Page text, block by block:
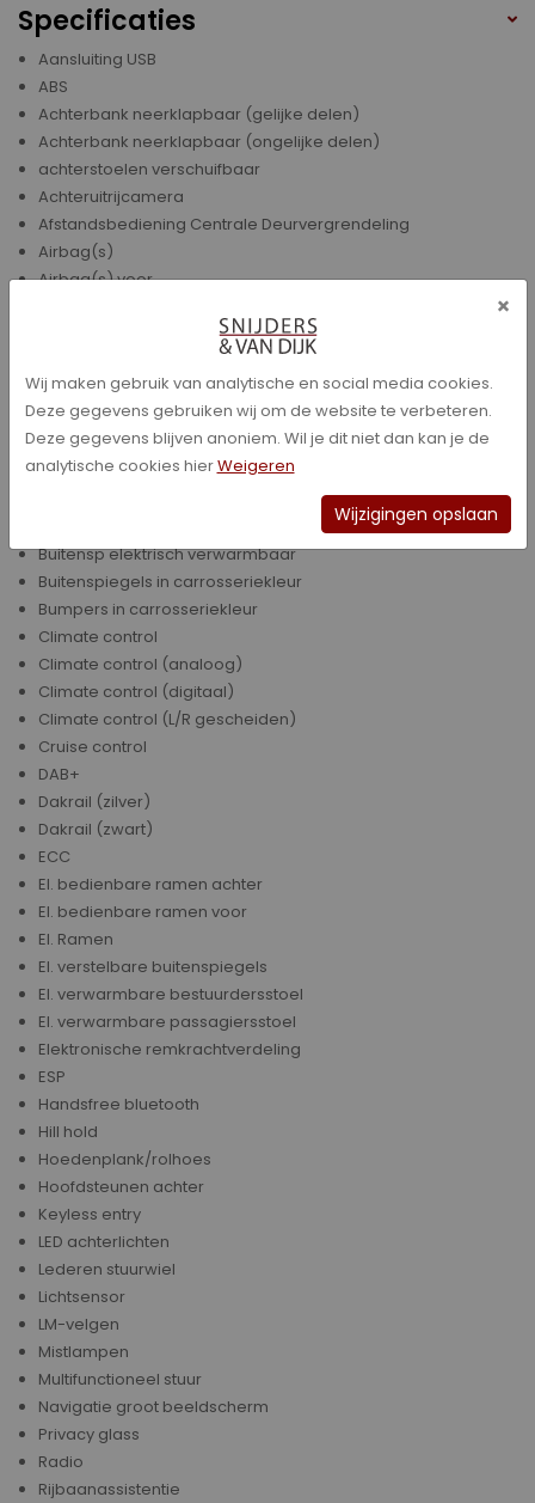
Specificaties
Aansluiting USB
ABS
Achterbank neerklapbaar (gelijke delen)
Achterbank neerklapbaar (ongelijke delen)
achterstoelen verschuifbaar
Achteruitrijcamera
Afstandsbediening Centrale Deurvergrendeling
Airbag(s)
Airbag(s) voor
Airbag(s) voor + zij + overige
Anti Slipregeling
Bagage afdekking
Bandenspanningscontrolesysteem
Bestuurdersstoel in hoogte verstelbaar
Buitensp elektrisch verwarmbaar
Buitenspiegels in carrosseriekleur
Bumpers in carrosseriekleur
Climate control
Climate control (analoog)
Climate control (digitaal)
Climate control (L/R gescheiden)
Cruise control
DAB+
Dakrail (zilver)
Dakrail (zwart)
ECC
El. bedienbare ramen achter
El. bedienbare ramen voor
El. Ramen
El. verstelbare buitenspiegels
El. verwarmbare bestuurdersstoel
El. verwarmbare passagiersstoel
Elektronische remkrachtverdeling
ESP
Handsfree bluetooth
Hill hold
Hoedenplank/rolhoes
Hoofdsteunen achter
Keyless entry
LED achterlichten
Lederen stuurwiel
Lichtsensor
LM-velgen
Mistlampen
Multifunctioneel stuur
Navigatie groot beeldscherm
Privacy glass
Radio
Rijbaanassistentie
×
Wij maken gebruik van analytische en social media cookies.
Deze gegevens gebruiken wij om de website te verbeteren.
Deze gegevens blijven anoniem. Wil je dit niet dan kan je de
analytische cookies hierWeigeren
Wijzigingen opslaan